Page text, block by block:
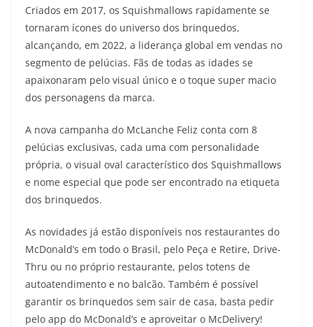
Criados em 2017, os Squishmallows rapidamente se
tornaram ícones do universo dos brinquedos,
alcançando, em 2022, a liderança global em vendas no
segmento de pelúcias. Fãs de todas as idades se
apaixonaram pelo visual único e o toque super macio
dos personagens da marca.
A nova campanha do McLanche Feliz conta com 8
pelúcias exclusivas, cada uma com personalidade
própria, o visual oval característico dos Squishmallows
e nome especial que pode ser encontrado na etiqueta
dos brinquedos.
As novidades já estão disponíveis nos restaurantes do
McDonald’s em todo o Brasil, pelo Peça e Retire, Drive-
Thru ou no próprio restaurante, pelos totens de
autoatendimento e no balcão. Também é possível
garantir os brinquedos sem sair de casa, basta pedir
pelo app do McDonald’s e aproveitar o McDelivery!